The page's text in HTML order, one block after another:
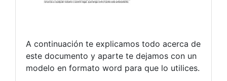
A continuación te explicamos todo acerca de
este documento y aparte te dejamos con un
modelo en formato word para que lo utilices.